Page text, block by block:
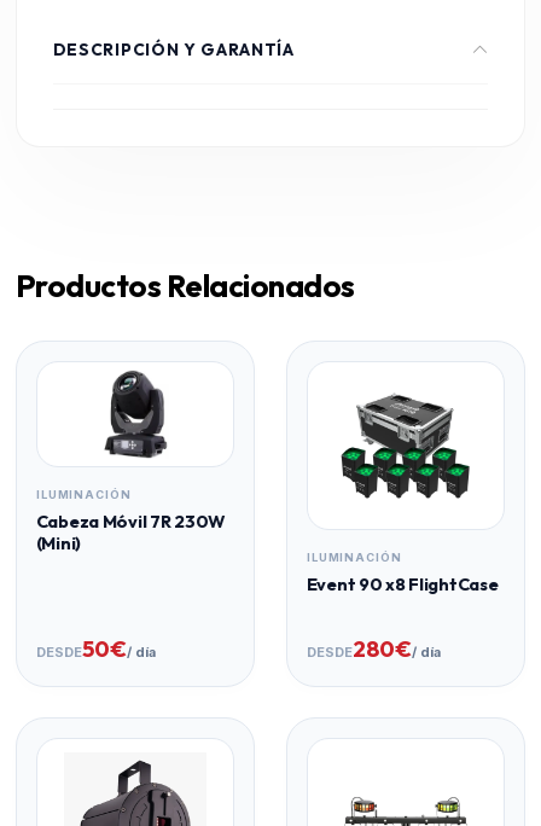
DESCRIPCIÓN Y GARANTÍA
Productos Relacionados
ILUMINACIÓN
Cabeza Móvil 7R 230W
(Mini)
DESDE50€/ día
ILUMINACIÓN
Event 90 x8 FlightCase
DESDE280€/ día